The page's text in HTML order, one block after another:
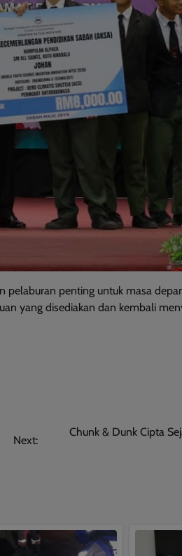
penting untuk masa
yang disediakan dan kembali
Next:
Chunk & Dunk Cipta
This will close in